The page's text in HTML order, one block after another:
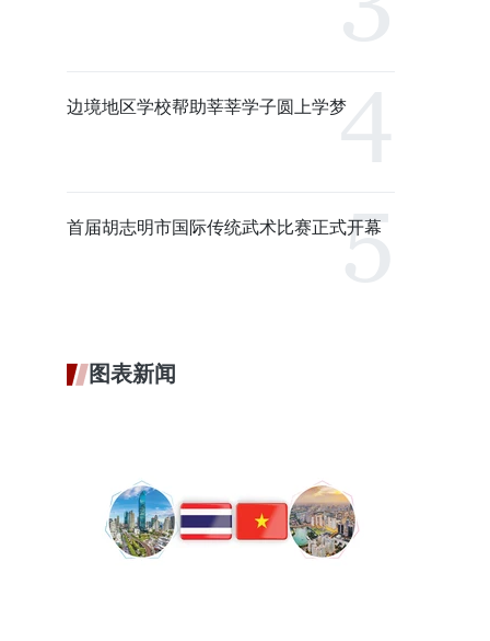
边境地区学校帮助莘莘学子圆上学梦
首届胡志明市国际传统武术比赛正式开幕
图表新闻